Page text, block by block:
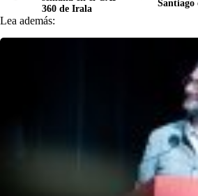
360 de Irala
Santiago
Lea además: